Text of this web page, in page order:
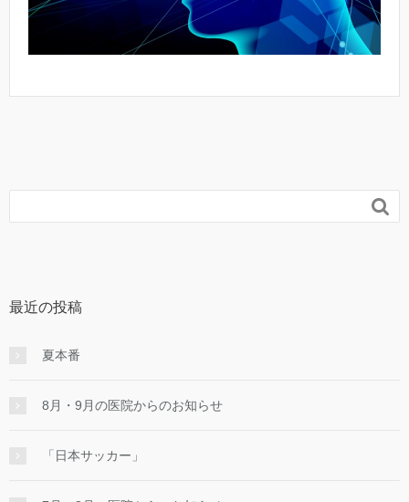

最近の投稿
夏本番
8月・9月の医院からのお知らせ
「日本サッカー」